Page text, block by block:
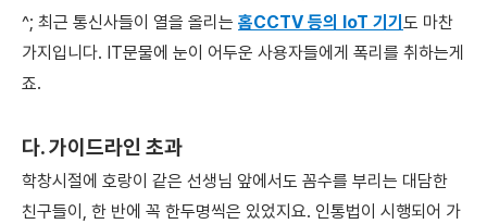
^; 최근 통신사들이 열을 올리는 홈CCTV 등의 IoT 기기 ​도 마찬
가지입니다. IT문물에 눈이 어두운 사용자들에게 폭리를 취하는게
죠.
다. 가이드라인 초과
학창시절에 호랑이 같은 선생님 앞에서도 꼼수를 부리는 대담한
친구들이, 한 반에 꼭 한두명씩은 있었지요. 인통법이 시행되어 가